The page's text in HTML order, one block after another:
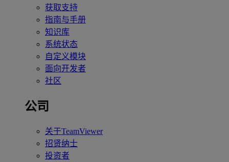
获取支持
指南与手册
知识库
系统状态
自定义模块
面向开发者
社区
公司
关于TeamViewer
招贤纳士
投资者